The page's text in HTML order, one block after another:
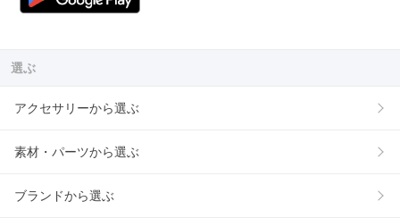
選ぶ
アクセサリーから選ぶ
素材・パーツから選ぶ
ブランドから選ぶ